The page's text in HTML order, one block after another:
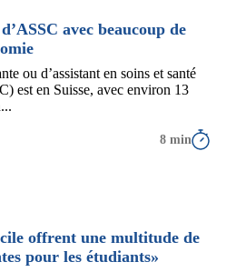
avec beaucoup de
ou d’assistant en soins et santé
est en Suisse, avec environ 13
8 min
offrent une multitude de
pour les étudiants»